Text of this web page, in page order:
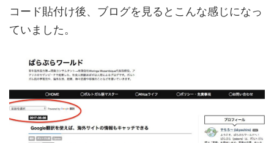
コード貼付け後、ブログを見るとこんな感じになっ
ていました。